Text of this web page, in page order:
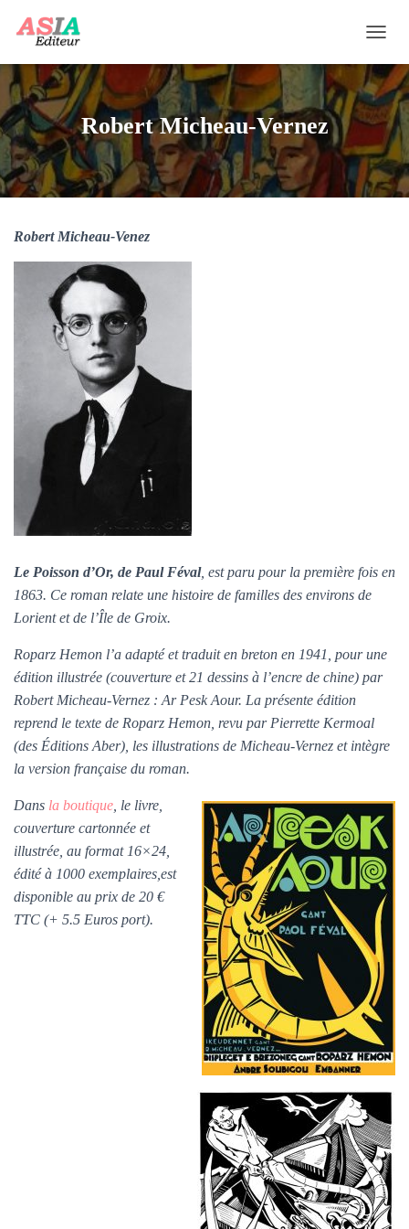
Robert Micheau-Vernez
Robert Micheau-Venez
Le Poisson d’Or, de Paul Féval, est paru pour la première fois en
1863. Ce roman relate une histoire de familles des environs de
Lorient et de l’Île de Groix.
Roparz Hemon l’a adapté et traduit en breton en 1941, pour une
édition illustrée (couverture et 21 dessins à l’encre de chine) par
Robert Micheau-Vernez : Ar Pesk Aour. La présente édition
reprend le texte de Roparz Hemon, revu par Pierrette Kermoal
(des Éditions Aber), les illustrations de Micheau-Vernez et intègre
la version française du roman.
Dans la boutique , le livre,
couverture cartonnée et
illustrée, au format 16×24,
édité à 1000 exemplaires,est
disponible au prix de 20 €
TTC (+ 5.5 Euros port).